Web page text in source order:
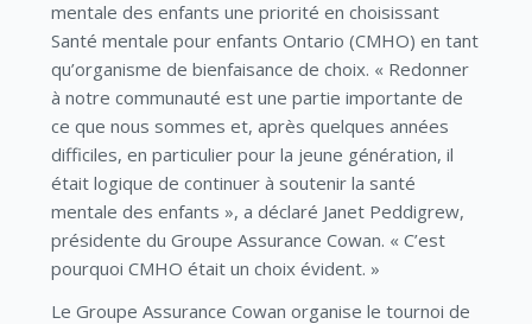
mentale des enfants une priorité en choisissant
Santé mentale pour enfants Ontario (CMHO) en tant
qu’organisme de bienfaisance de choix. « Redonner
à notre communauté est une partie importante de
ce que nous sommes et, après quelques années
difficiles, en particulier pour la jeune génération, il
était logique de continuer à soutenir la santé
mentale des enfants », a déclaré Janet Peddigrew,
présidente du Groupe Assurance Cowan. « C’est
pourquoi CMHO était un choix évident. »
Le Groupe Assurance Cowan organise le tournoi de